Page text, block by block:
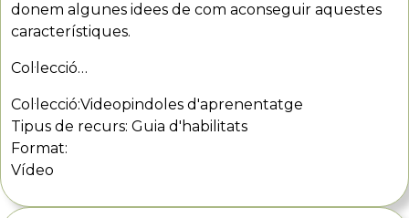
donem algunes idees de com aconseguir aquestes
característiques.
Col·lecció…
Col·lecció:Videopindoles d'aprenentatge
Tipus de recurs: Guia d'habilitats
Format:
Vídeo